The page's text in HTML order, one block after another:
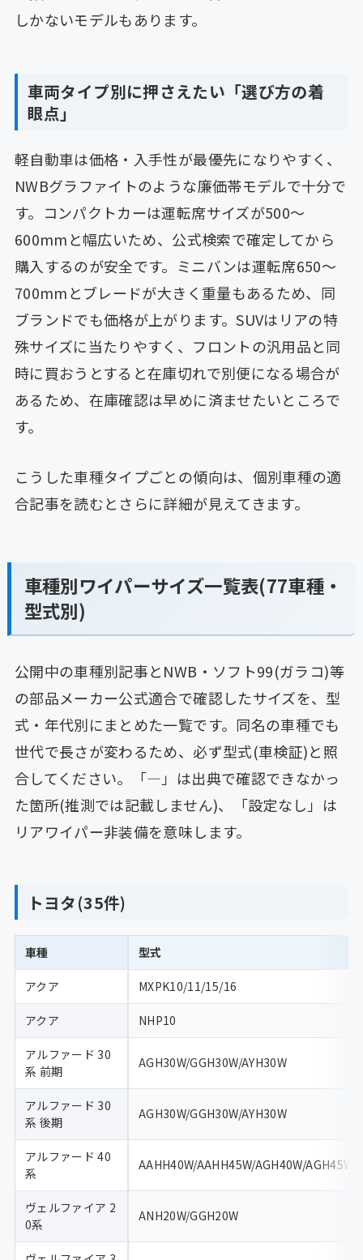
しかないモデルもあります。
車両タイプ別に押さえたい「選び方の着
眼点」
軽自動車は価格・入手性が最優先になりやすく、
NWBグラファイトのような廉価帯モデルで十分で
す。コンパクトカーは運転席サイズが500〜
600mmと幅広いため、公式検索で確定してから
購入するのが安全です。ミニバンは運転席650〜
700mmとブレードが大きく重量もあるため、同
ブランドでも価格が上がります。SUVはリアの特
殊サイズに当たりやすく、フロントの汎用品と同
時に買おうとすると在庫切れで別便になる場合が
あるため、在庫確認は早めに済ませたいところで
す。
こうした車種タイプごとの傾向は、個別車種の適
合記事を読むとさらに詳細が見えてきます。
車種別ワイパーサイズ一覧表(77車種・
型式別)
公開中の車種別記事とNWB・ソフト99(ガラコ)等
の部品メーカー公式適合で確認したサイズを、型
式・年代別にまとめた一覧です。同名の車種でも
世代で長さが変わるため、必ず型式(車検証)と照
合してください。「—」は出典で確認できなかっ
た箇所(推測では記載しません)、「設定なし」は
リアワイパー非装備を意味します。
トヨタ(35件)
車種 型式
アクア MXPK10/11/15/16
アクア NHP10
アルファード 30
系 前期
AGH30W/GGH30W/AYH30W
アルファード 30
系 後期
AGH30W/GGH30W/AYH30W
アルファード 40
系
AAHH40W/AAHH45W/AGH40W/AGH45W
ヴェルファイア 2
0系
ANH20W/GGH20W